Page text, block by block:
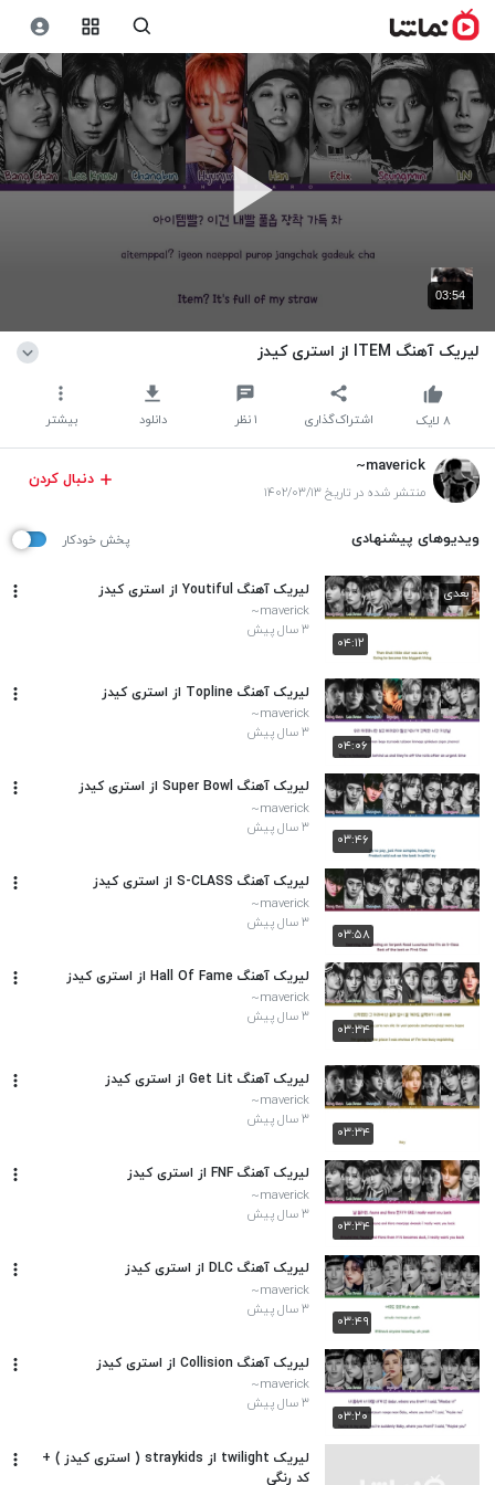
03:54
لیریک آهنگ ITEM از استری کیدز
اشتراک‌گذاری ۱ نظر دانلود بیشتر ۸ لایک
maverick~
منتشر شده در تاریخ ۱۴۰۲/۰۳/۱۳
دنبال کردن
ویدیوهای پیشنهادی پخش خودکار
۰۴:۱۲
بعدی لیریک آهنگ Youtiful از استری کیدز
maverick~
۳ سال پیش
۰۴:۰۶
لیریک آهنگ Topline از استری کیدز
maverick~
۳ سال پیش
۰۳:۴۶
لیریک آهنگ Super Bowl از استری کیدز
maverick~
۳ سال پیش
۰۳:۵۸
لیریک آهنگ S-CLASS از استری کیدز
maverick~
۳ سال پیش
۰۳:۳۴
لیریک آهنگ Hall Of Fame از استری کیدز
maverick~
۳ سال پیش
۰۳:۳۴
لیریک آهنگ Get Lit از استری کیدز
maverick~
۳ سال پیش
۰۳:۳۴
لیریک آهنگ FNF از استری کیدز
maverick~
۳ سال پیش
۰۳:۴۹
لیریک آهنگ DLC از استری کیدز
maverick~
۳ سال پیش
۰۳:۲۰
لیریک آهنگ Collision از استری کیدز
maverick~
۳ سال پیش
لیریک twilight از straykids ( استری کیدز ) +
کد رنگی